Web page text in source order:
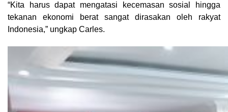
“Kita harus dapat mengatasi kecemasan sosial hingga
tekanan ekonomi berat sangat dirasakan oleh rakyat
Indonesia,” ungkap Carles.